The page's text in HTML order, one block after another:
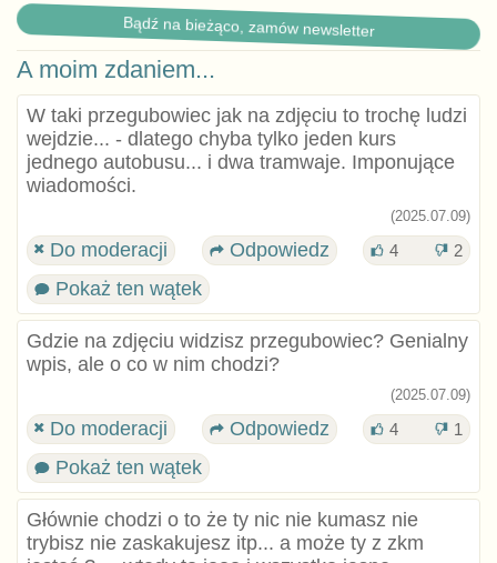
Bądź na bieżąco, zamów newsletter
A moim zdaniem...
W taki przegubowiec jak na zdjęciu to trochę ludzi
wejdzie... - dlatego chyba tylko jeden kurs
jednego autobusu... i dwa tramwaje. Imponujące
wiadomości.
(2025.07.09)
Do moderacji Odpowiedz 4 2
Pokaż ten wątek
Gdzie na zdjęciu widzisz przegubowiec? Genialny
wpis, ale o co w nim chodzi?
(2025.07.09)
Do moderacji Odpowiedz 4 1
Pokaż ten wątek
Głównie chodzi o to że ty nic nie kumasz nie
trybisz nie zaskakujesz itp... a może ty z zkm